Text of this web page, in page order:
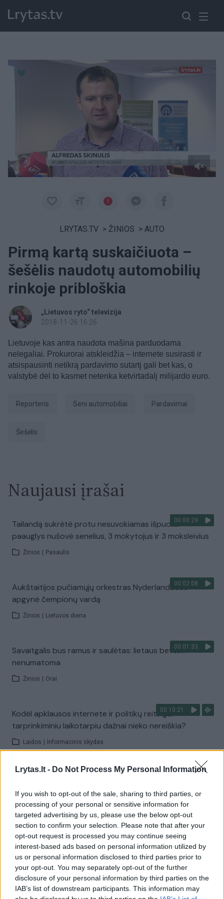
Lrytas.lt - Do Not Process My Personal Information
If you wish to opt-out of the sale, sharing to third parties, or
processing of your personal or sensitive information for
targeted advertising by us, please use the below opt-out
section to confirm your selection. Please note that after your
opt-out request is processed you may continue seeing
interest-based ads based on personal information utilized by
us or personal information disclosed to third parties prior to
your opt-out. You may separately opt-out of the further
disclosure of your personal information by third parties on the
IAB’s list of downstream participants. This information may
LRYTAS.TV > ŽINIOS > AUTO
Pirmą kartą suskaičiuota –
šešėlis naudotų automobilių
rinkoje pribloškia
„Lietuvos ryto“ televizija
2018-11-26 16:26
Lietuvoje kas antra naudota mašina parduodama
nelegaliai. Prokurorai atskleidžia – internete susirasti ir
atsispausinti netikrą pardavimo sutartį gali bet kas, o
valstybė dėl to kasmet netenka ketvirtadalį milijardo euro.
Reporteris seni automobiliai pardavimai
šešėlis
Naujausi įrašai
00:00:29
Tailandą sukrėtė protu nesuvokiamas išpuolis:
paauglys nušovė senelius, 3 mokytojus ir 3 moksleivius
Žinios Pasaulis
00:02:08
Aukštaitijos pučiamųjų orkestras Nyderlanduose
apgynė čempionų vardą
Žinios Lietuvos diena
00:01:33
Savaitgalis bus ramus ir saulėtas: lietaus beveik
nenumatoma
Žinios Orai
00:10:21
Kodėl apklausos internete ir politikų reitingai
tarprinkiminiu laikotarpiu dažnai nieko nereiškia?
Laidos Informacinis skydas
Visi įrašai
Žiūrimiausi įrašai
00:00:30
Vaizdai iš tragiškos avarijos Vilniaus r.: dviejų moterų ir
vaiko gyvybių išgelbėti nepavyko
Žinios Lietuvos diena